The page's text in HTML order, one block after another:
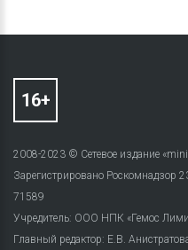
2008-2023 © Сетевое издание
Зарегистрировано
71589
Учредитель: ООО НПК «Гемос
Главный редактор: Е.В.